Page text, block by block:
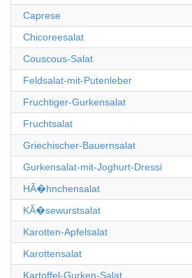
Caprese
Chicoreesalat
Couscous-Salat
Feldsalat-mit-Putenleber
Fruchtiger-Gurkensalat
Fruchtsalat
Griechischer-Bauernsalat
Gurkensalat-mit-Joghurt-Dressi
HÃ�hnchensalat
KÃ�sewurstsalat
Karotten-Apfelsalat
Karottensalat
Kartoffel-Gurken-Salat